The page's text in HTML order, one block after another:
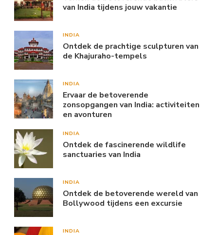
van India tijdens jouw vakantie
INDIA
Ontdek de prachtige sculpturen van
de Khajuraho-tempels
INDIA
Ervaar de betoverende
zonsopgangen van India: activiteiten
en avonturen
INDIA
Ontdek de fascinerende wildlife
sanctuaries van India
INDIA
Ontdek de betoverende wereld van
Bollywood tijdens een excursie
INDIA